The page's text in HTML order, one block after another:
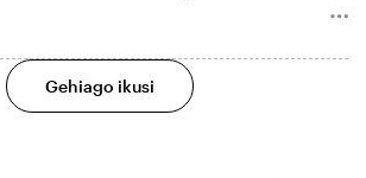
Gehiago ikusi